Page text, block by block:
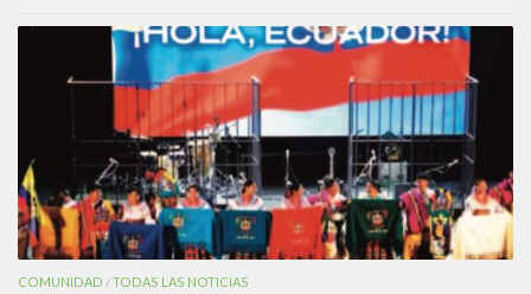
COMUNIDAD /TODAS LAS NOTICIAS